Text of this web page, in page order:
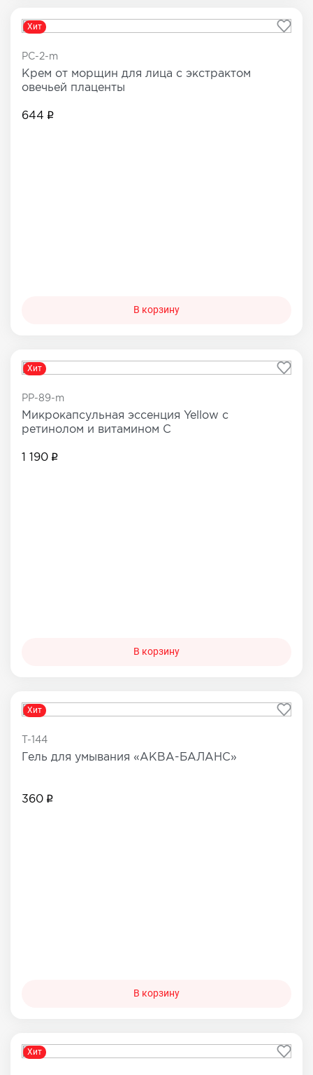
Хит
PC-2-m
Крем от морщин для лица с экстрактом
овечьей плаценты
644
В корзину
Хит
PP-89-m
Микрокапсульная эссенция Yellow с
ретинолом и витамином С
1 190
В корзину
Хит
T-144
Гель для умывания «АКВА-БАЛАНС»
360
В корзину
Хит